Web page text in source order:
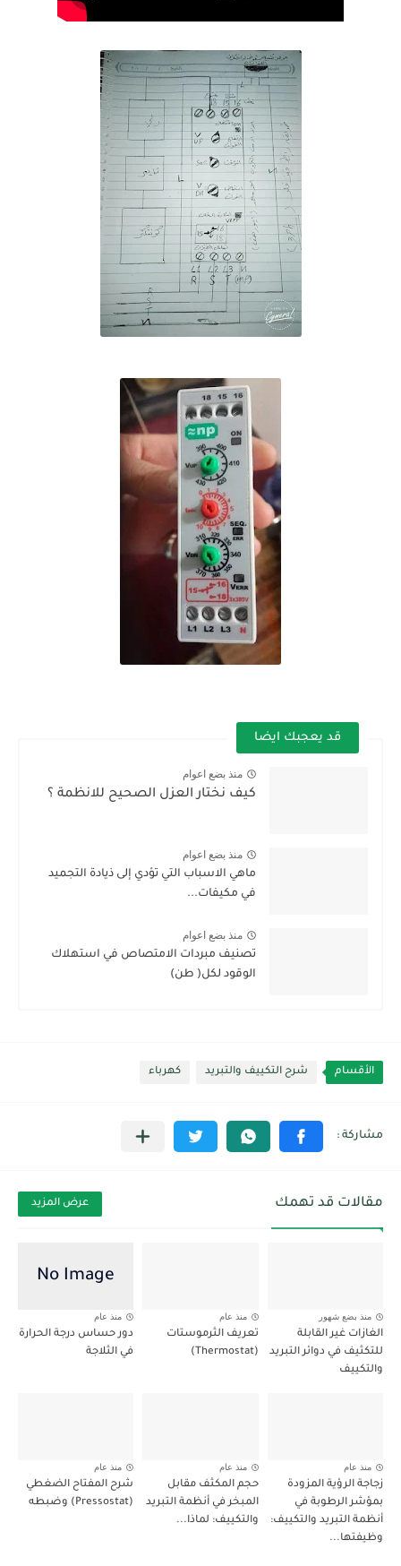
قد يعجبك ايضا
منذ بضع اعوام
كيف نختار العزل الصحيح للانظمة ؟
منذ بضع اعوام
ماهي الاسباب التي تؤدي إلى ذيادة التجميد
في مكيفات...
منذ بضع اعوام
تصنيف مبردات الامتصاص في استهلاك
الوقود لكل( طن)
الأقسام شرح التكييف والتبريد كهرباء
مقالات قد تهمك عرض المزيد
منذ بضع شهور
الغازات غير القابلة
للتكثيف في دوائر التبريد
والتكييف
منذ عام
تعريف الثرموستات
(Thermostat)
منذ عام
دور حساس درجة الحرارة
في الثلاجة
منذ عام
زجاجة الرؤية المزودة
بمؤشر الرطوبة في
أنظمة التبريد والتكييف:
وظيفتها...
منذ عام
حجم المكثف مقابل
المبخر في أنظمة التبريد
والتكييف: لماذا...
منذ عام
شرح المفتاح الضغطي
(Pressostat) وضبطه